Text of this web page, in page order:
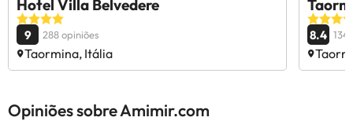
Hotel Villa Belvedere
9 288 opiniões
Taormina, Itália
8.4
Opiniões sobre Amimir.com